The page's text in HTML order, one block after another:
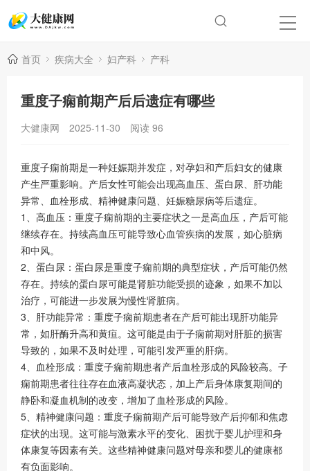
首页 疾病大全 妇产科 产科
重度子痫前期产后后遗症有哪些
大健康网 2025-11-30 阅读 96
重度子痫前期是一种妊娠期并发症，对孕妇和产后妇女的健康
产生严重影响。产后女性可能会出现高血压、蛋白尿、肝功能
异常、血栓形成、精神健康问题、妊娠糖尿病等后遗症。
1、高血压：重度子痫前期的主要症状之一是高血压，产后可能
继续存在。持续高血压可能导致心血管疾病的发展，如心脏病
和中风。
2、蛋白尿：蛋白尿是重度子痫前期的典型症状，产后可能仍然
存在。持续的蛋白尿可能是肾脏功能受损的迹象，如果不加以
治疗，可能进一步发展为慢性肾脏病。
3、肝功能异常：重度子痫前期患者在产后可能出现肝功能异
常，如肝酶升高和黄疸。这可能是由于子痫前期对肝脏的损害
导致的，如果不及时处理，可能引发严重的肝病。
4、血栓形成：重度子痫前期患者产后血栓形成的风险较高。子
痫前期患者往往存在血液高凝状态，加上产后身体康复期间的
静卧和凝血机制的改变，增加了血栓形成的风险。
5、精神健康问题：重度子痫前期产后可能导致产后抑郁和焦虑
症状的出现。这可能与激素水平的变化、困扰于婴儿护理和身
体康复等因素有关。这些精神健康问题对母亲和婴儿的健康都
有负面影响。